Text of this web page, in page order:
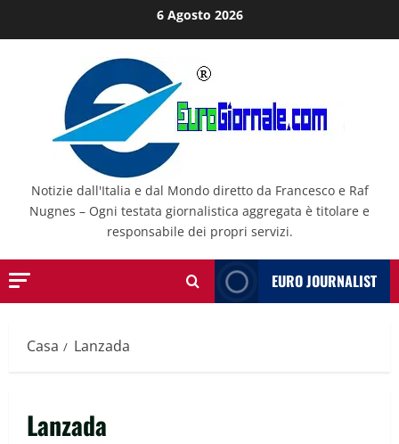
al
6 Agosto 2026
Notizie dall'Italia e dal Mondo diretto da Francesco e Raf
Nugnes – Ogni testata giornalistica aggregata è titolare e
responsabile dei propri servizi.
EURO JOURNALIST
Casa Lanzada
Lanzada